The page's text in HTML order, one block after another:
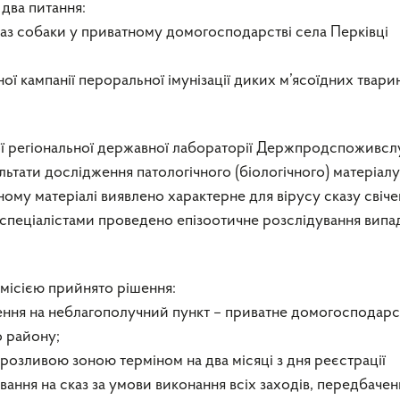
питання:
собаки у приватному домогосподарстві села Перківці
кампанії пероральної імунізації диких м’ясоїдних
регіональної державної лабораторії
дослідження патологічного (біологічного)
матеріалі виявлено характерне для вірусу сказу
проведено епізоотичне розслідування
прийнято рішення:
на неблагополучний пункт – приватне
району;
зоною терміном на два місяці з дня реєстрації
на сказ за умови виконання всіх заходів,